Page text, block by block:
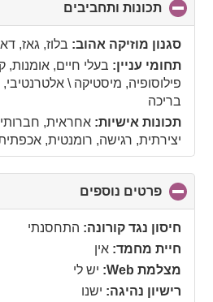
תכונות ותחביבים
to
collapse
סגנון מוזיקה אהוב: בלוז, גאז,
תחומי עניין: בעלי חיים,
פילוסופיה, מיסטיקה \ אלטרנטיבי,
בריכה
תכונות אישיות: אחראית,
יצירתית, רגישה, רומנטית,
פרטים נוספים
to
collapse חיסון נגד קורונה: התחסנתי
חיית מחמד: אין
מצלמת Web:
יש לי
רישיון נהיגה: ישנו